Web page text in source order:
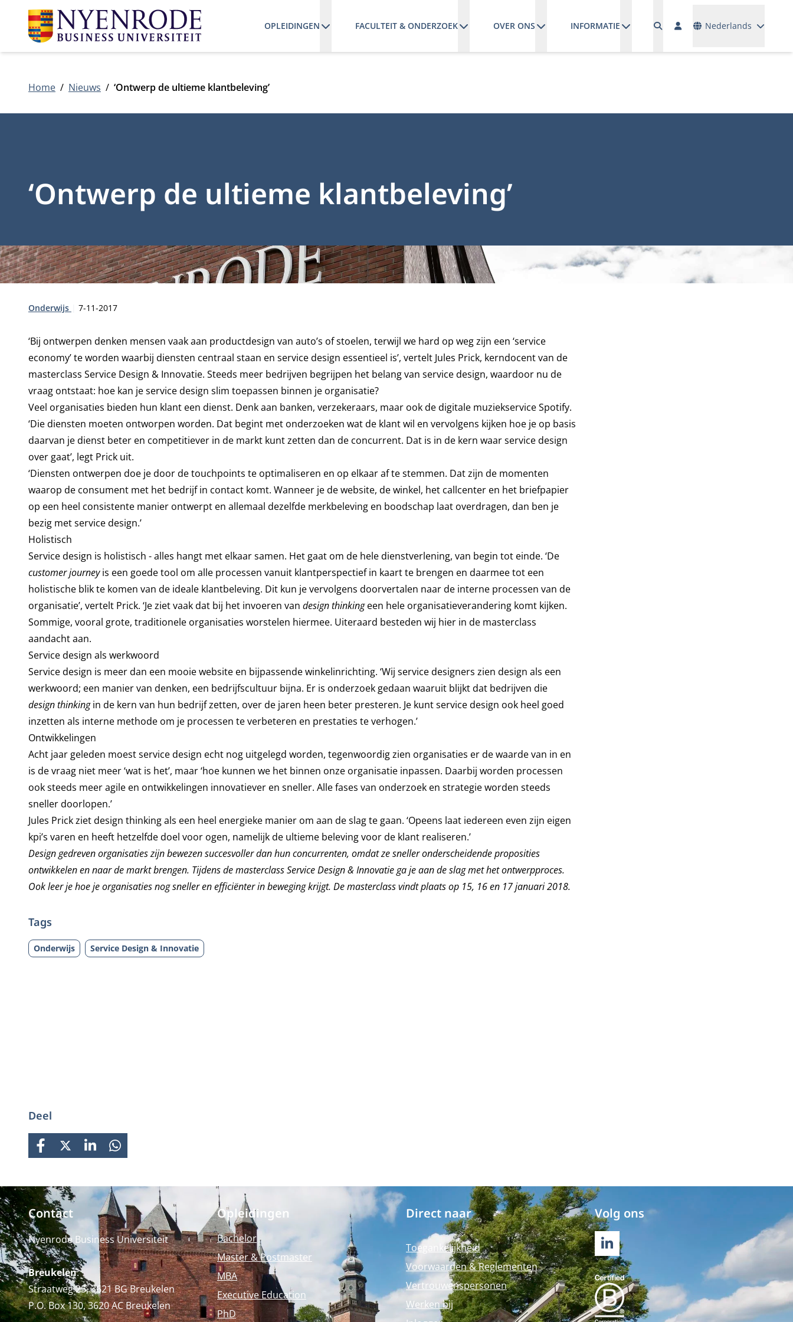
OPLEIDINGEN FACULTEIT & ONDERZOEK OVER ONS INFORMATIE Nederlands
Home Nieuws ‘Ontwerp de ultieme klantbeleving’
‘Ontwerp de ultieme klantbeleving’
Type:
Onderwijs Publicatiedatum:
7-11-2017
‘Bij ontwerpen denken mensen vaak aan productdesign van auto’s of stoelen, terwijl we hard op weg zijn een ‘service
economy’ te worden waarbij diensten centraal staan en service design essentieel is’, vertelt Jules Prick, kerndocent van de
masterclass Service Design & Innovatie. Steeds meer bedrijven begrijpen het belang van service design, waardoor nu de
vraag ontstaat: hoe kan je service design slim toepassen binnen je organisatie?
Veel organisaties bieden hun klant een dienst. Denk aan banken, verzekeraars, maar ook de digitale muziekservice Spotify.
‘Die diensten moeten ontworpen worden. Dat begint met onderzoeken wat de klant wil en vervolgens kijken hoe je op basis
daarvan je dienst beter en competitiever in de markt kunt zetten dan de concurrent. Dat is in de kern waar service design
over gaat’, legt Prick uit.
‘Diensten ontwerpen doe je door de touchpoints te optimaliseren en op elkaar af te stemmen. Dat zijn de momenten
waarop de consument met het bedrijf in contact komt. Wanneer je de website, de winkel, het callcenter en het briefpapier
op een heel consistente manier ontwerpt en allemaal dezelfde merkbeleving en boodschap laat overdragen, dan ben je
bezig met service design.’
Holistisch
Service design is holistisch - alles hangt met elkaar samen. Het gaat om de hele dienstverlening, van begin tot einde. ‘De
customer journeyis een goede tool om alle processen vanuit klantperspectief in kaart te brengen en daarmee tot een
holistische blik te komen van de ideale klantbeleving. Dit kun je vervolgens doorvertalen naar de interne processen van de
organisatie’, vertelt Prick. ‘Je ziet vaak dat bij het invoeren van design thinkingeen hele organisatieverandering komt kijken.
Sommige, vooral grote, traditionele organisaties worstelen hiermee. Uiteraard besteden wij hier in de masterclass
aandacht aan.
Service design als werkwoord
Service design is meer dan een mooie website en bijpassende winkelinrichting. ‘Wij service designers zien design als een
werkwoord; een manier van denken, een bedrijfscultuur bijna. Er is onderzoek gedaan waaruit blijkt dat bedrijven die
design thinkingin de kern van hun bedrijf zetten, over de jaren heen beter presteren. Je kunt service design ook heel goed
inzetten als interne methode om je processen te verbeteren en prestaties te verhogen.’
Ontwikkelingen
Acht jaar geleden moest service design echt nog uitgelegd worden, tegenwoordig zien organisaties er de waarde van in en
is de vraag niet meer ‘wat is het’, maar ‘hoe kunnen we het binnen onze organisatie inpassen. Daarbij worden processen
ook steeds meer agile en ontwikkelingen innovatiever en sneller. Alle fases van onderzoek en strategie worden steeds
sneller doorlopen.’
Jules Prick ziet design thinking als een heel energieke manier om aan de slag te gaan. ‘Opeens laat iedereen even zijn eigen
kpi’s varen en heeft hetzelfde doel voor ogen, namelijk de ultieme beleving voor de klant realiseren.’
Design gedreven organisaties zijn bewezen succesvoller dan hun concurrenten, omdat ze sneller onderscheidende proposities
ontwikkelen en naar de markt brengen. Tijdens demasterclass Service Design & Innovatiega je aan de slag met het ontwerpproces.
Ook leer je hoe je organisaties nog sneller en efficiënter in beweging krijgt. De masterclass vindt plaats op 15, 16 en 17 januari 2018.
Tags
Onderwijs Service Design & Innovatie
Deel
FACEBOOK
X LINKEDINWHATSAPP
Contact
Nyenrode Business Universiteit
Breukelen:
Straatweg 25, 3621 BG Breukelen
P.O. Box 130, 3620 AC Breukelen
Opleidingen
Bachelor
Master & Postmaster
MBA
Executive Education
PhD
Direct naar
Toegankelijkheid
Voorwaarden & Reglementen
Vertrouwenspersonen
Werken bij
Volg ons
LINKEDIN